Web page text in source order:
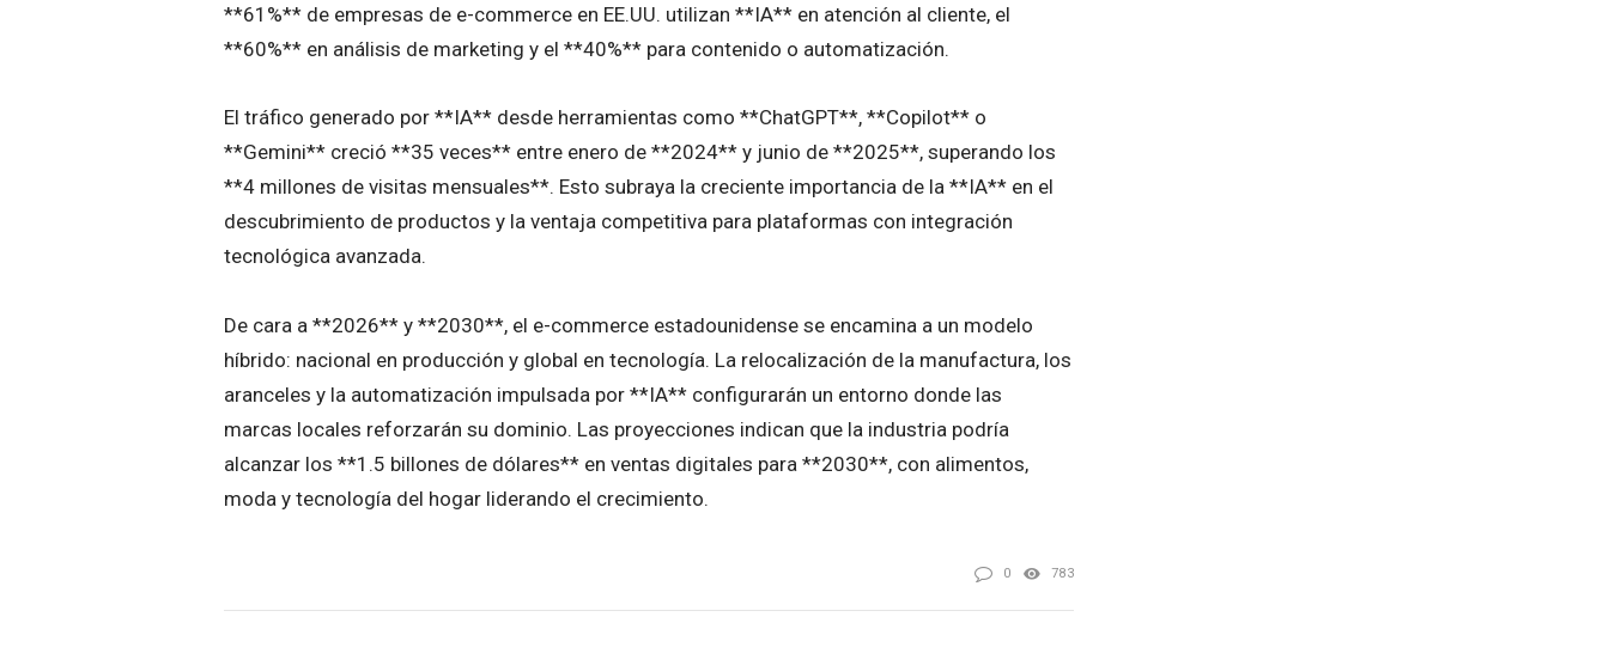
**61%** de empresas de e-commerce en EE.UU. utilizan **IA** en atención al cliente, el
**60%** en análisis de marketing y el **40%** para contenido o automatización.
El tráfico generado por **IA** desde herramientas como **ChatGPT**, **Copilot** o
**Gemini** creció **35 veces** entre enero de **2024** y junio de **2025**, superando los
**4 millones de visitas mensuales**. Esto subraya la creciente importancia de la **IA** en el
descubrimiento de productos y la ventaja competitiva para plataformas con integración
tecnológica avanzada.
De cara a **2026** y **2030**, el e-commerce estadounidense se encamina a un modelo
híbrido: nacional en producción y global en tecnología. La relocalización de la manufactura, los
aranceles y la automatización impulsada por **IA** configurarán un entorno donde las
marcas locales reforzarán su dominio. Las proyecciones indican que la industria podría
alcanzar los **1.5 billones de dólares** en ventas digitales para **2030**, con alimentos,
moda y tecnología del hogar liderando el crecimiento.
0 783